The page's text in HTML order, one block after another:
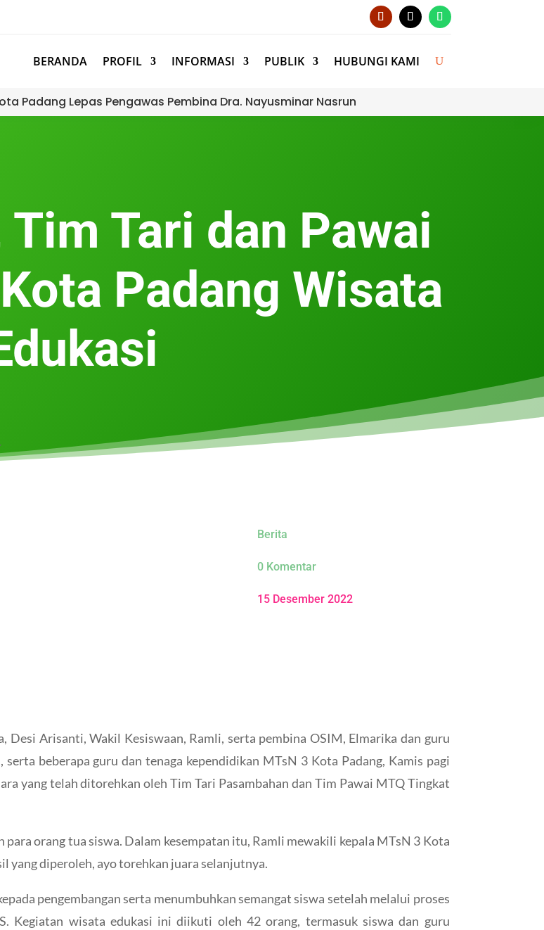
BERANDA PROFIL INFORMASI PUBLIK HUBUNGI KAMI
Padang Lepas Pengawas Pembina Dra. Nayusminar Nasrun
Tari dan Pawai
Padang Wisata
Berita
0 Komentar
15 Desember 2022
Desi Arisanti, Wakil Kesiswaan, Ramli, serta pembina OSIM, Elmarika dan guru
beberapa guru dan tenaga kependidikan MTsN 3 Kota Padang, Kamis pagi
yang telah ditorehkan oleh Tim Tari Pasambahan dan Tim Pawai MTQ Tingkat
orang tua siswa. Dalam kesempatan itu, Ramli mewakili kepala MTsN 3 Kota
yang diperoleh, ayo torehkan juara selanjutnya.
pengembangan serta menumbuhkan semangat siswa setelah melalui proses
Kegiatan wisata edukasi ini diikuti oleh 42 orang, termasuk siswa dan guru